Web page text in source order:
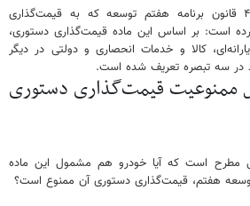
وی ضمن اشاره به ماده ۴۸ قانون برنامه هفتم توسعه که به قیمت‌گذاری
است: بر اساس این ماده قیمت‌گذاری دستوری،
کالا و خدمات انحصاری و دولتی در دیگر
در سه تبصره تعریف شده است.
ممنوعیت قیمت‌گذاری دستوری
مطرح است که آیا خودرو هم مشمول این ماده
توسعه هفتم، قیمت‌گذاری دستوری آن ممنوع است؟